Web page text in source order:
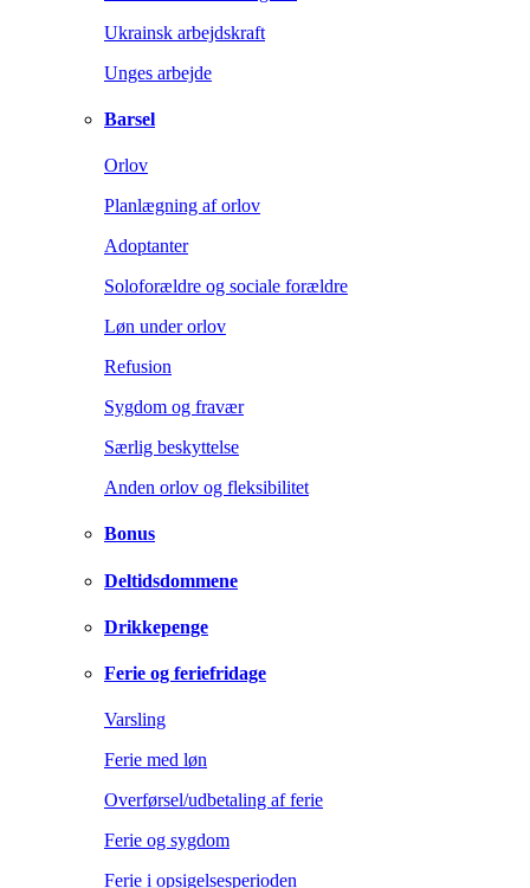
Ukrainsk arbejdskraft
Unges arbejde
Barsel
Orlov
Planlægning af orlov
Adoptanter
Soloforældre og sociale forældre
Løn under orlov
Refusion
Sygdom og fravær
Særlig beskyttelse
Anden orlov og fleksibilitet
Bonus
Deltidsdommene
Drikkepenge
Ferie og feriefridage
Varsling
Ferie med løn
Overførsel/udbetaling af ferie
Ferie og sygdom
Ferie i opsigelsesperioden